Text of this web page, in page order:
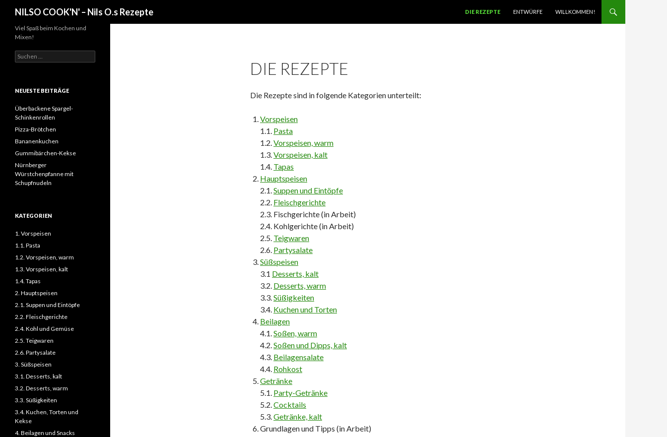
NILSO COOK'N' – Nils O.s Rezepte
DIE REZEPTE
ENTWÜRFE WILLKOMMEN!
DIE REZEPTE
Die Rezepte sind in folgende Kategorien unterteilt:
Vorspeisen
1.1. Pasta
1.2.Vorspeisen, warm
1.3.Vorspeisen, kalt
1.4. Tapas
Hauptspeisen
2.1.Suppen und Eintöpfe
2.2. Fleischgerichte
2.3. Fischgerichte (in Arbeit)
2.4. Kohlgerichte (in Arbeit)
2.5. Teigwaren
2.6. Partysalate
Süßspeisen
3.1 Desserts, kalt
3.2. Desserts, warm
3.3.Süßigkeiten
3.4. Kuchen und Torten
Beilagen
4.1.Soßen, warm
4.2.Soßen und Dipps, kalt
4.3. Beilagensalate
4.4. Rohkost
Getränke
5.1. Party-Getränke
5.2.Cocktails
5.3.Getränke, kalt
Grundlagen und Tipps (in Arbeit)
Viel Spaß beim Kochen und
Mixen!
Suchen
nach:
NEUESTE BEITRÄGE
Überbackene Spargel-
Schinkenrollen
Pizza-Brötchen
Bananenkuchen
Gummibärchen-Kekse
Nürnberger
Würstchenpfanne mit
Schupfnudeln
KATEGORIEN
1. Vorspeisen
1.1. Pasta
1.2. Vorspeisen, warm
1.3. Vorspeisen, kalt
1.4. Tapas
2. Hauptspeisen
2.1. Suppen und Eintöpfe
2.2. Fleischgerichte
2.4. Kohl und Gemüse
2.5. Teigwaren
2.6. Partysalate
3. Süßspeisen
3.1. Desserts, kalt
3.2. Desserts, warm
3.3. Süßigkeiten
3.4. Kuchen, Torten und
Kekse
4. Beilagen und Snacks